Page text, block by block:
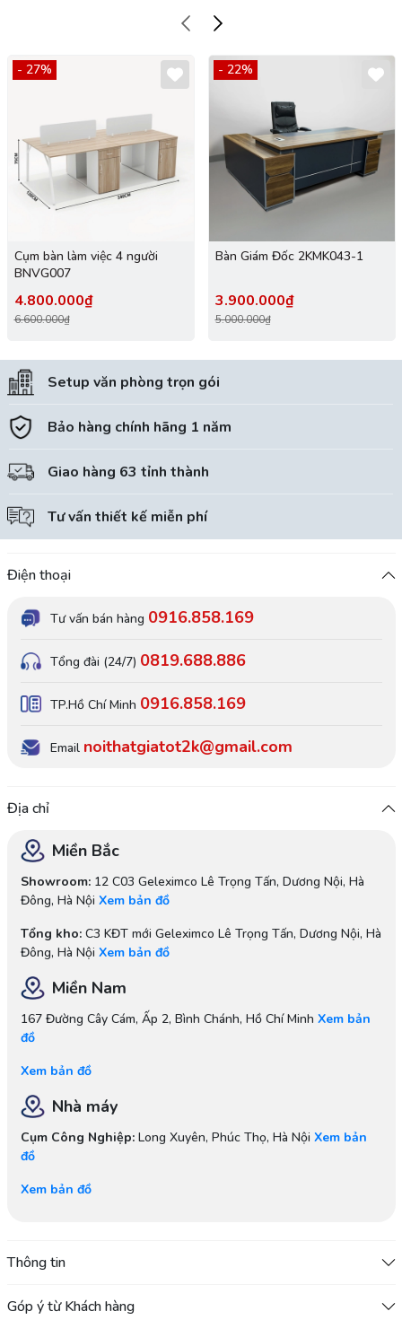
- 27%
Cụm bàn làm việc 4 người
BNVG007
4.800.000₫
6.600.000₫
- 22%
Bàn Giám Đốc 2KMK043-1
3.900.000₫
5.000.000₫
Setup văn phòng trọn gói
Bảo hàng chính hãng 1 năm
Giao hàng 63 tỉnh thành
Tư vấn thiết kế miễn phí
Điện thoại
Tư vấn bán hàng 0916.858.169
Tổng đài (24/7) 0819.688.886
TP.Hồ Chí Minh 0916.858.169
Email noithatgiatot2k@gmail.com
Địa chỉ
Miền Bắc
Showroom:12 C03 Geleximco Lê Trọng Tấn, Dương Nội, Hà
Đông, Hà Nội Xem bản đồ
Tổng kho:C3 KĐT mới Geleximco Lê Trọng Tấn, Dương Nội, Hà
Đông, Hà Nội Xem bản đồ
Miền Nam
167 Đường Cây Cám, Ấp 2, Bình Chánh, Hồ Chí Minh Xem bản
đồ
Xem bản đồ
Nhà máy
Cụm Công Nghiệp:Long Xuyên, Phúc Thọ, Hà Nội Xem bản
đồ
Xem bản đồ
Thông tin
Góp ý từ Khách hàng